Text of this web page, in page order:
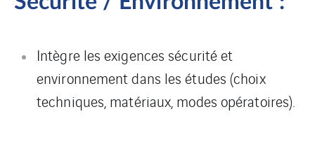
Intègre les exigences sécurité et
environnement dans les études (choix
techniques, matériaux, modes opératoires).